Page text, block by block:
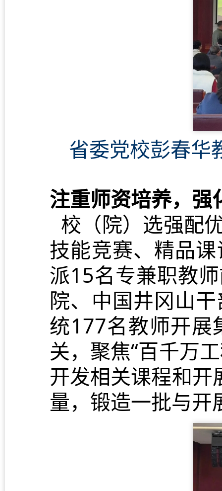
省委党校彭春华
注重师资培养，强
校（院）选强配
技能竞赛、精品
派15名专兼职教
院、中国井冈山
统177名教师开展
关，聚焦“百千万
开发相关课程和开
量，锻造一批与开